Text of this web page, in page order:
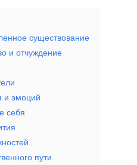
существование
и отчуждение
и эмоций
себя
пути